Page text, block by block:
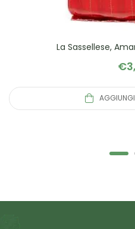
La Sassellese,
€